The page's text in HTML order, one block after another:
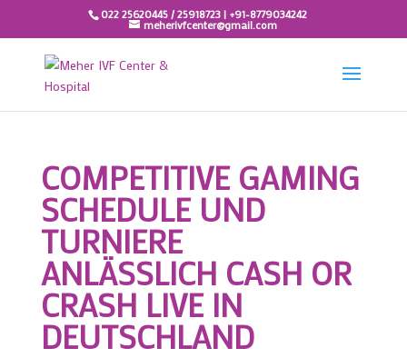
022 25620445 / 25918723 | +91-8779034242
meherivfcenter@gmail.com
COMPETITIVE GAMING
SCHEDULE UND
TURNIERE
ANLÄSSLICH CASH OR
CRASH LIVE IN
DEUTSCHLAND